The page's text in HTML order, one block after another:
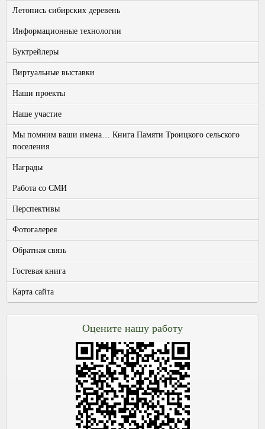
Летопись сибирских деревень
Информационные технологии
Буктрейлеры
Виртуальные выставки
Наши проекты
Наше участие
Мы помним ваши имена… Книга Памяти Троицкого сельского
поселения
Награды
Работа со СМИ
Перспективы
Фотогалерея
Обратная связь
Гостевая книга
Карта сайта
Оцените нашу работу